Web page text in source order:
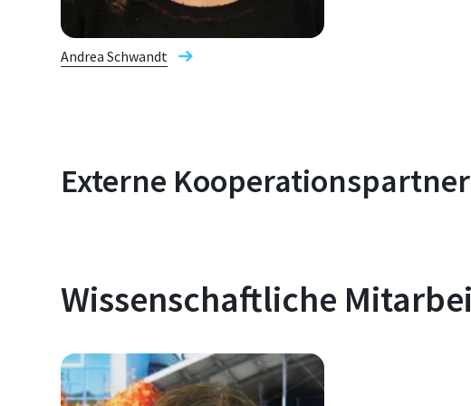
Andrea Schwandt
Externe
Wissenschaftliche